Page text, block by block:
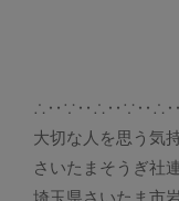
大切な人を思う気
さいたまそうぎ社
埼玉県さいたま市